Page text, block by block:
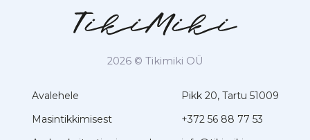
2026 © Tikimiki OÜ
Avalehele
Masintikkimisest
Pikk 20, Tartu 51009
+372 56 88 77 53